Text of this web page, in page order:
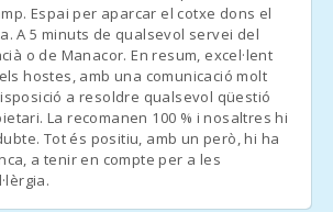
30,00 євро
виїзд, та за умови, якщо це можливо,
до 13:00 становить 50 євро і 90 євро
Espai per aparcar el cotxe dons el
A 5 minuts de qualsevol servei del
o de Manacor. En resum, excel·lent
hostes, amb una comunicació molt
a resoldre qualsevol qüestió
La recomanen 100 % i nosaltres hi
Tot és positiu, amb un però, hi ha
a tenir en compte per a les